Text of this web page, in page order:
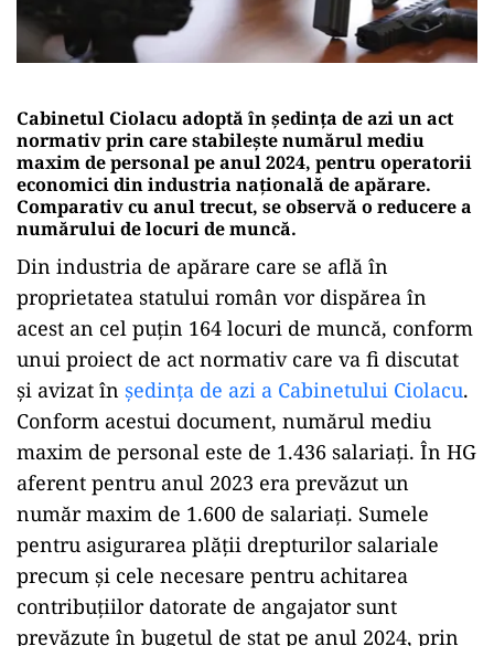
Cabinetul Ciolacu adoptă în ședința de azi un act
normativ prin care stabilește numărul mediu
maxim de personal pe anul 2024, pentru operatorii
economici din industria naţională de apărare.
Comparativ cu anul trecut, se observă o reducere a
numărului de locuri de muncă.
Din industria de apărare care se află în
proprietatea statului român vor dispărea în
acest an cel puțin 164 locuri de muncă, conform
unui proiect de act normativ care va fi discutat
și avizat în ședința de azi a Cabinetului Ciolacu.
Conform acestui document, numărul mediu
maxim de personal este de 1.436 salariați. În HG
aferent pentru anul 2023 era prevăzut un
număr maxim de 1.600 de salariați. Sumele
pentru asigurarea plății drepturilor salariale
precum și cele necesare pentru achitarea
contribuțiilor datorate de angajator sunt
prevăzute în bugetul de stat pe anul 2024, prin